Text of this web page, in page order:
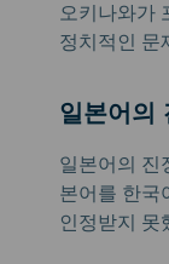
오키나와가
정치적인 문
일본어의
일본어의 진
본어를 한국
인정받지 못